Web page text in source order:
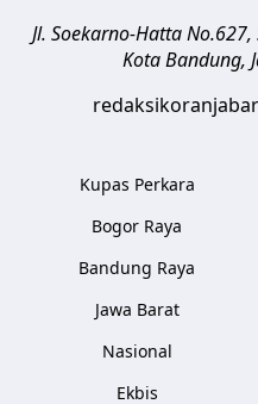
Jl. Soekarno-Hatta
Kota Bandung,
Kupas Perkara
Bogor Raya
Bandung Raya
Jawa Barat
Nasional
Ekbis